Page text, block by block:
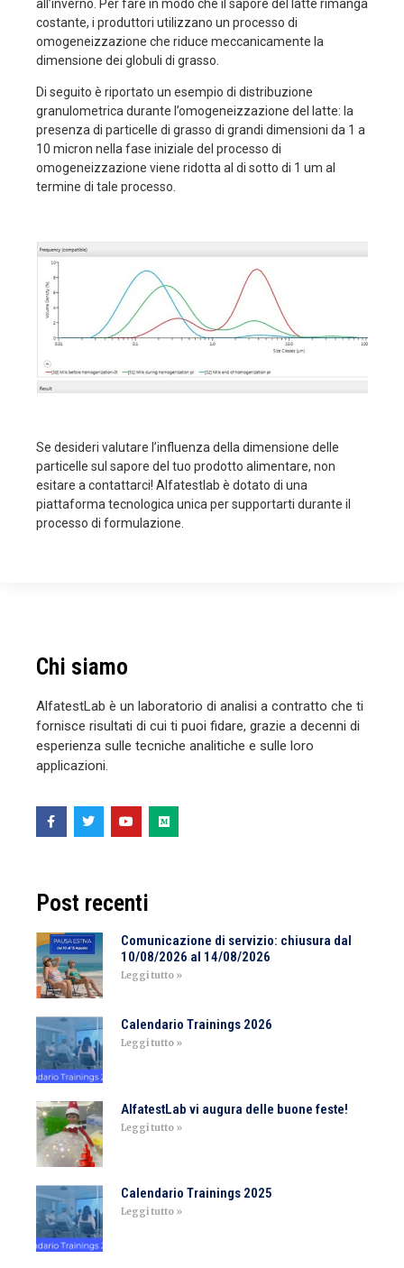
all’inverno. Per fare in modo che il sapore del latte rimanga
costante, i produttori utilizzano un processo di
omogeneizzazione che riduce meccanicamente la
dimensione dei globuli di grasso.
Di seguito è riportato un esempio di distribuzione
granulometrica durante l’omogeneizzazione del latte: la
presenza di particelle di grasso di grandi dimensioni da 1 a
10 micron nella fase iniziale del processo di
omogeneizzazione viene ridotta al di sotto di 1 um al
termine di tale processo.
Se desideri valutare l’influenza della dimensione delle
particelle sul sapore del tuo prodotto alimentare, non
esitare a contattarci! Alfatestlab è dotato di una
piattaforma tecnologica unica per supportarti durante il
processo di formulazione.
Chi siamo
AlfatestLab è un laboratorio di analisi a contratto che ti
fornisce risultati di cui ti puoi fidare, grazie a decenni di
esperienza sulle tecniche analitiche e sulle loro
applicazioni.
Post recenti
Comunicazione di servizio: chiusura dal
10/08/2026 al 14/08/2026
Leggi tutto »
Calendario Trainings 2026
Leggi tutto »
AlfatestLab vi augura delle buone feste!
Leggi tutto »
Calendario Trainings 2025
Leggi tutto »